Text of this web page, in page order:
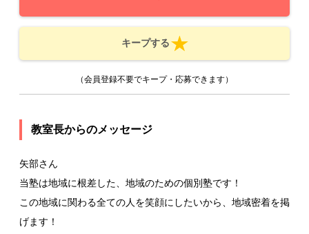
キープする
（会員登録不要でキープ・応募できます）
教室長からのメッセージ
矢部さん
当塾は地域に根差した、地域のための個別塾です！
この地域に関わる全ての人を笑顔にしたいから、地域密着を掲
げます！